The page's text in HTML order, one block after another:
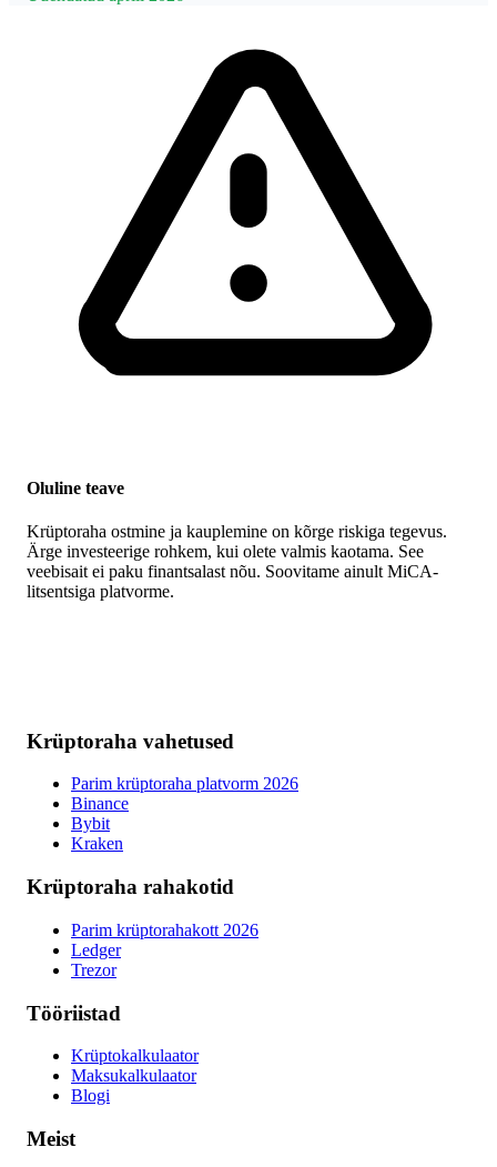
Oluline teave
Krüptoraha ostmine ja kauplemine on kõrge riskiga tegevus.
Ärge investeerige rohkem, kui olete valmis kaotama. See
veebisait ei paku finantsalast nõu. Soovitame ainult MiCA-
litsentsiga platvorme.
Krüptoraha vahetused
Parim krüptoraha platvorm 2026
Binance
Bybit
Kraken
Krüptoraha rahakotid
Parim krüptorahakott 2026
Ledger
Trezor
Tööriistad
Krüptokalkulaator
Maksukalkulaator
Blogi
Meist